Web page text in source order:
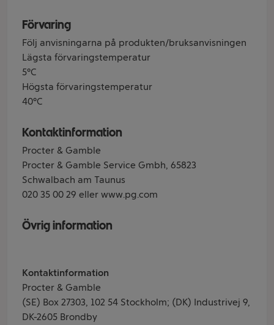
Förvaring
Följ anvisningarna på produkten/bruksanvisningen
Lägsta förvaringstemperatur
5°C
Högsta förvaringstemperatur
40°C
Kontaktinformation
Procter & Gamble
Procter & Gamble Service Gmbh, 65823
Schwalbach am Taunus
020 35 00 29 eller www.pg.com
Övrig information
Kontaktinformation
Procter & Gamble
(SE) Box 27303, 102 54 Stockholm; (DK) Industrivej 9,
DK-2605 Brondby